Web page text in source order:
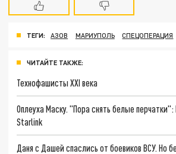
ТЕГИ: АЗОВ МАРИУПОЛЬ СПЕЦОПЕРАЦИЯ
ЧИТАЙТЕ ТАКЖЕ:
Технофашисты XXI века
Оплеуха Маску. "Пора снять белые перчатки":
Starlink
Даня с Дашей спаслись от боевиков ВСУ. Но